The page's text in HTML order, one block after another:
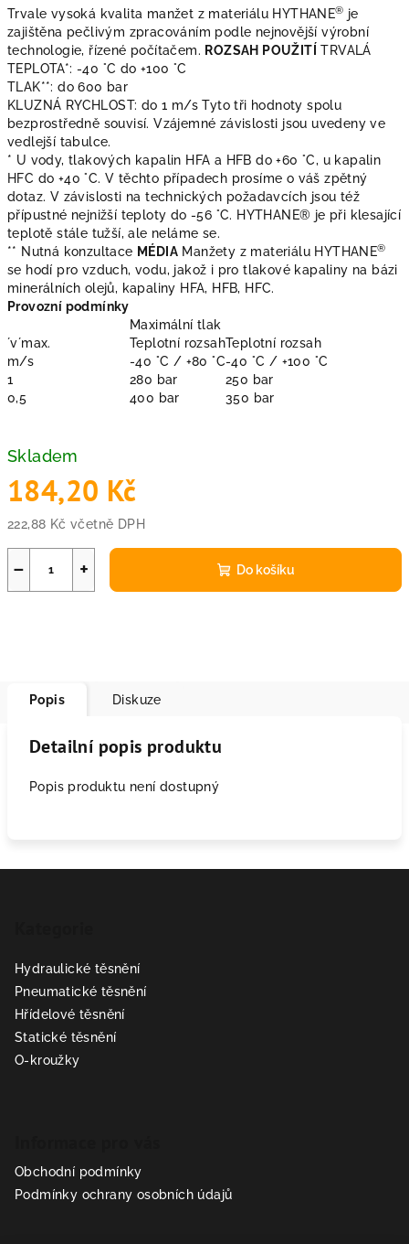
Trvale vysoká kvalita manžet z materiálu HYTHANE® je
zajištěna pečlivým zpracováním podle nejnovější výrobní
technologie, řízené počítačem. ROZSAH POUŽITÍ TRVALÁ
TEPLOTA*: -40 °C do +100 °C
TLAK**: do 600 bar
KLUZNÁ RYCHLOST: do 1 m/s Tyto tři hodnoty spolu
bezprostředně souvisí. Vzájemné závislosti jsou uvedeny ve
vedlejší tabulce.
* U vody, tlakových kapalin HFA a HFB do +60 °C, u kapalin
HFC do +40 °C. V těchto případech prosíme o váš zpětný
dotaz. V závislosti na technických požadavcích jsou též
přípustné nejnižší teploty do -56 °C. HYTHANE® je při klesající
teplotě stále tužší, ale neláme se.
** Nutná konzultace MÉDIA Manžety z materiálu HYTHANE®
se hodí pro vzduch, vodu, jakož i pro tlakové kapaliny na bázi
minerálních olejů, kapaliny HFA, HFB, HFC.
Provozní podmínky
Maximální tlak
´v´max.
Teplotní rozsahTeplotní rozsah
m/s
-40 °C / +80 °C-40 °C / +100 °C
1
280 bar
250 bar
0,5
400 bar 350 bar
Skladem
184,20 Kč
222,88 Kč včetně DPH
+
− Do košíku
Popis Diskuze
Detailní popis produktu
Popis produktu není dostupný
Hydraulické těsnění
Pneumatické těsnění
Hřídelové těsnění
Statické těsnění
O-kroužky
Obchodní podmínky
Podmínky ochrany osobních údajů